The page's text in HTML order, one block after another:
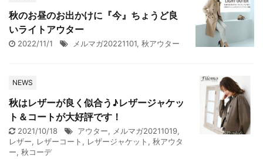
秋のお昼のお出かけに『今』ちょうど良
いライトアウター
2022/11/1 メルマガ20221101, 秋アウター
NEWS
秋はレザーが良く似合う♪レザージャケッ
ト＆コートが大好評です！
2021/10/18 アウター, メルマガ20211019,
レザー, レザーコート , レザージャケット , 秋アウタ
ー, 秋コーデ